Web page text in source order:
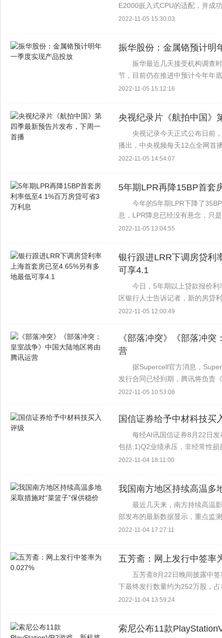
E2000嵌入式CPU的适配，并成
上。 本站了解到，同信智能终端
2022-11-05 15:30:03
振华股份：金属铬预计明
振华最近几天接受机构调查
节，目前仍在推进中预计今年年
品上市 目前，我们无法对金属铬
2022-11-05 15:12:16
央视纪录片《航拍中国》
央视记录今天正式公布日前
播出，中央视频每天12点全网首
介绍，《航拍中国》第四季是节
2022-11-05 14:54:07
5年期LPR再降15BP首套
今年的5年期LPR下降了
息，LPR降息已经没有悬念，只
拆借中心公布，2022年8月22日
2022-11-05 13:04:55
银行跟进LRR下调房贷利
可享4.1
今日，5年期以上贷款报价
区银行人士告诉记者，新的房贷
下调至4.65%和5.35%，而此前
2022-11-05 12:00:49
《部落冲突》《部落冲
营
据Supercell官方消息，
发行合同已经到期，腾讯将负责
的未来运营。 本站了解到，《部
2022-11-05 10:53:08
国信证券给予中材科技买
每经AI讯国信证券8月22日
包括:1)Q2业绩承压，非经常性
行稳定有韧性，3)风机叶片继续
2022-11-04 18:11:00
我国南方地区持续高温多
最近几天来，南方持续高温
部发布的最新数据显示，重点监
测的28种蔬菜平均价格为每公斤
2022-11-04 17:27:11
五芳斋：网上发行中签率
五芳斋8月22日晚间披露中
下最终发行数量约为252万股，
2267万股，占本次发行总数的
2022-11-04 13:59:24
索尼公布11款